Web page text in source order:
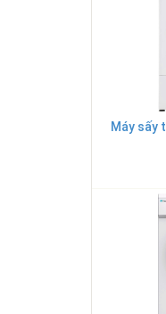
Máy sấy